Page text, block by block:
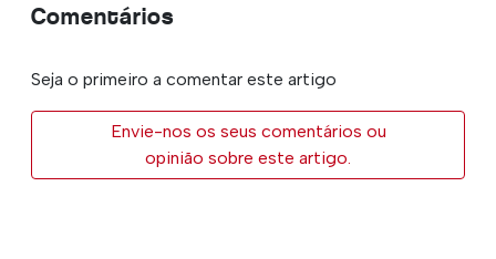
Comentários
Seja o primeiro a comentar este artigo
Envie-nos os seus comentários ou
opinião sobre este artigo.